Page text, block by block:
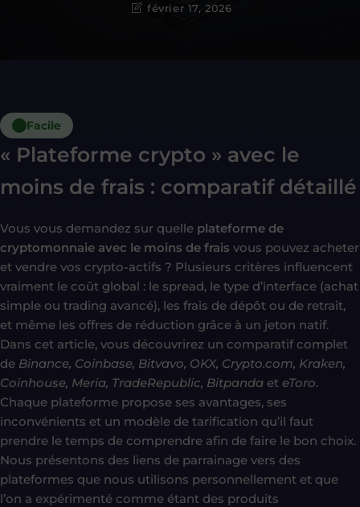
février 17, 2026
Facile
« Plateforme crypto » avec le
moins de frais : comparatif détaillé
Vous vous demandez sur quelle plateforme de
cryptomonnaie avec le moins de frais vous pouvez acheter
et vendre vos crypto-actifs ? Plusieurs critères influencent
vraiment le coût global : le spread, le type d’interface (achat
simple ou trading avancé), les frais de dépôt ou de retrait,
et même les offres de réduction grâce à un jeton natif.
Dans cet article, vous découvrirez un comparatif complet
de Binance, Coinbase, Bitvavo, OKX, Crypto.com, Kraken,
Coinhouse, Meria, TradeRepublic, Bitpanda et eToro.
Chaque plateforme propose ses avantages, ses
inconvénients et un modèle de tarification qu’il faut
prendre le temps de comprendre afin de faire le bon choix.
Nous présentons des liens de parrainage vers des
plateformes que nous utilisons personnellement et que
l’on a expérimenté comme étant des produits